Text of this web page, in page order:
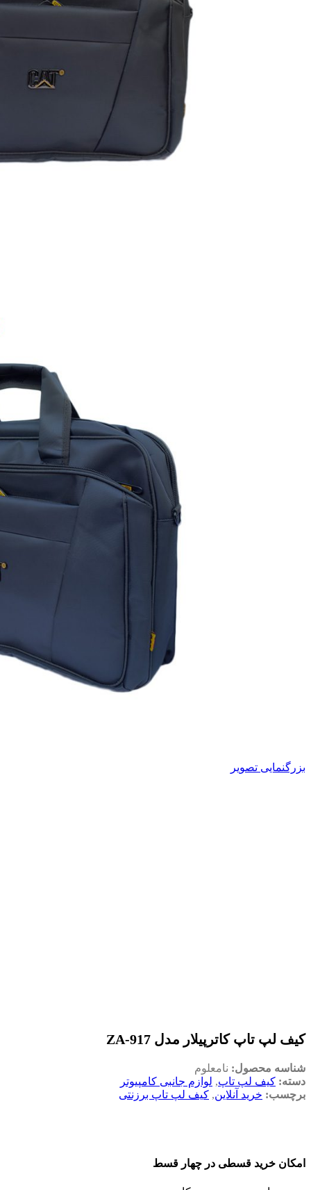
بزرگنمایی تصویر
کیف لپ تاپ کاترپیلار مدل ZA-917
شناسه محصول: نامعلوم
دسته: کیف لپ تاپ, لوازم جانبی کامپیوتر
برچسب: خرید آنلاین, کیف لپ تاپ برزنتی
امکان خرید قسطی در چهار قسط